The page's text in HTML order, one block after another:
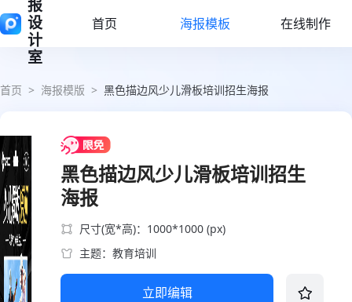
报
设
计
室
首页 海报模板 在线制作
首页 > 海报模版 > 黑色描边风少儿滑板培训招生海报
黑色描边风少儿滑板培训招生
海报
尺寸(宽*高)：1000*1000 (px)
主题：教育培训
立即编辑